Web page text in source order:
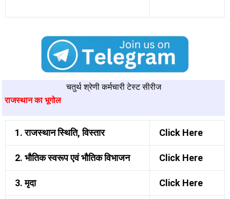
चतुर्थ श्रेणी कर्मचारी टेस्ट सीरीज
राजस्थान का भूगोल
1. राजस्थान स्थिति, विस्तार Click Here
2. भौतिक स्वरूप एवं भौतिक विभाजन Click Here
3. मृदा Click Here